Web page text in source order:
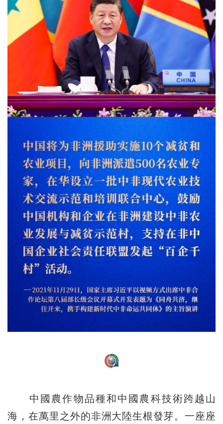
中國農作物品種和中國農科技術跨越山
海，在萬里之外的非洲大陸生根發芽。一座座